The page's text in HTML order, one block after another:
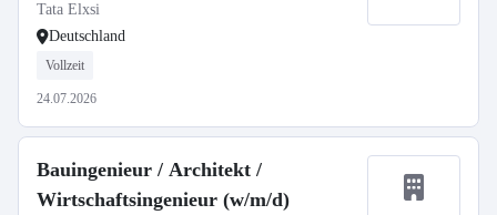
Tata Elxsi
Deutschland
Vollzeit
24.07.2026
Bauingenieur / Architekt /
Wirtschaftsingenieur (w/m/d)